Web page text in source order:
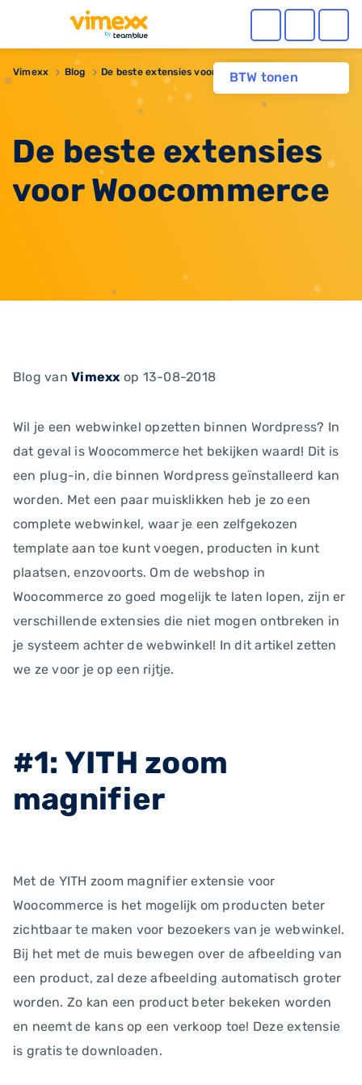
BTW tonen
Vimexx Blog De beste extensies voor Woocommerce
De beste extensies
voor Woocommerce
Blog vanVimexx op 13-08-2018
Wil je een webwinkel opzetten binnen Wordpress? In
dat geval is Woocommerce het bekijken waard! Dit is
een plug-in, die binnen Wordpress geïnstalleerd kan
worden. Met een paar muisklikken heb je zo een
complete webwinkel, waar je een zelfgekozen
template aan toe kunt voegen, producten in kunt
plaatsen, enzovoorts. Om de webshop in
Woocommerce zo goed mogelijk te laten lopen, zijn er
verschillende extensies die niet mogen ontbreken in
je systeem achter de webwinkel! In dit artikel zetten
we ze voor je op een rijtje.
#1: YITH zoom
magnifier
Met de YITH zoom magnifier extensie voor
Woocommerce is het mogelijk om producten beter
zichtbaar te maken voor bezoekers van je webwinkel.
Bij het met de muis bewegen over de afbeelding van
een product, zal deze afbeelding automatisch groter
worden. Zo kan een product beter bekeken worden
en neemt de kans op een verkoop toe! Deze extensie
is gratis te downloaden.